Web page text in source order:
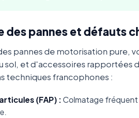
des pannes et défauts
pannes de motorisation pure,
sol, et d'accessoires rapportées
techniques francophones :
(FAP) :Colmatage fréquent